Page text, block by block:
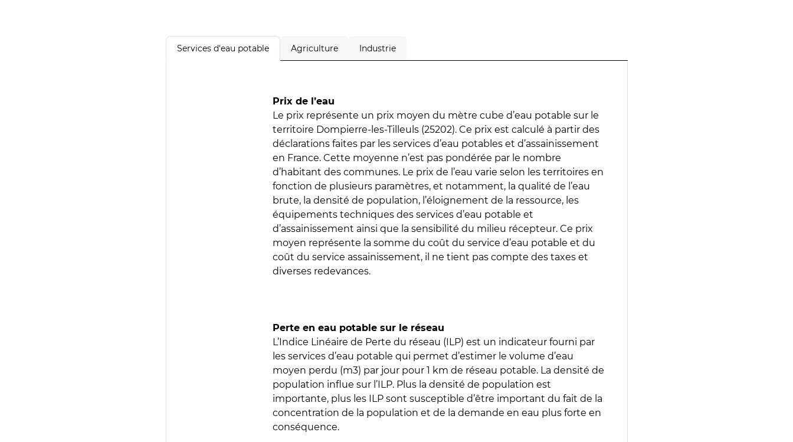
Services d'eau potable Agriculture Industrie
Prix de l’eau
Le prix représente un prix moyen du mètre cube d’eau potable sur le
territoire Dompierre-les-Tilleuls (25202). Ce prix est calculé à partir des
déclarations faites par les services d’eau potables et d’assainissement
en France. Cette moyenne n’est pas pondérée par le nombre
d’habitant des communes. Le prix de l’eau varie selon les territoires en
fonction de plusieurs paramètres, et notamment, la qualité de l’eau
brute, la densité de population, l’éloignement de la ressource, les
équipements techniques des services d’eau potable et
d’assainissement ainsi que la sensibilité du milieu récepteur. Ce prix
moyen représente la somme du coût du service d’eau potable et du
coût du service assainissement, il ne tient pas compte des taxes et
diverses redevances.
Perte en eau potable sur le réseau
L’Indice Linéaire de Perte du réseau (ILP) est un indicateur fourni par
les services d’eau potable qui permet d’estimer le volume d’eau
moyen perdu (m3) par jour pour 1 km de réseau potable. La densité de
population influe sur l’ILP. Plus la densité de population est
importante, plus les ILP sont susceptible d’être important du fait de la
concentration de la population et de la demande en eau plus forte en
conséquence.